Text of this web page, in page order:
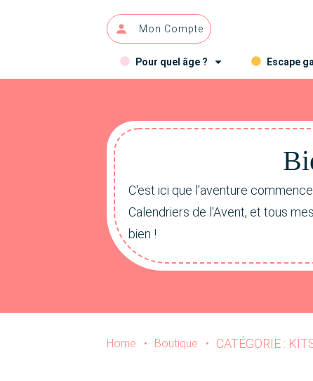
Mon Compte
Pour quel âge ? Escape
C'est ici que l'aventure
Calendriers de l'Avent, et tous
bien !
Home • Boutique • CATÉGORIE :